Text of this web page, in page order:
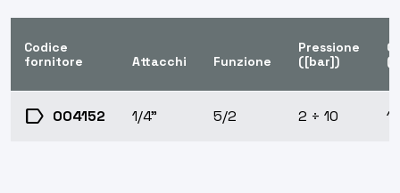
Codice
fornitore
Attacchi Funzione
Pressione
([bar])
label 004152 1/4" 5/2 2 ÷ 10